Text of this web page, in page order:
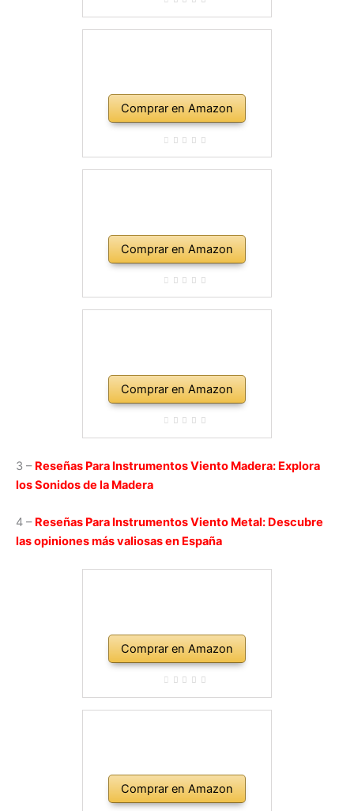
Comprar en Amazon
Comprar en Amazon
Comprar en Amazon
3 – Reseñas Para Instrumentos Viento Madera: Explora
los Sonidos de la Madera
4 – Reseñas Para Instrumentos Viento Metal: Descubre
las opiniones más valiosas en España
Comprar en Amazon
Comprar en Amazon